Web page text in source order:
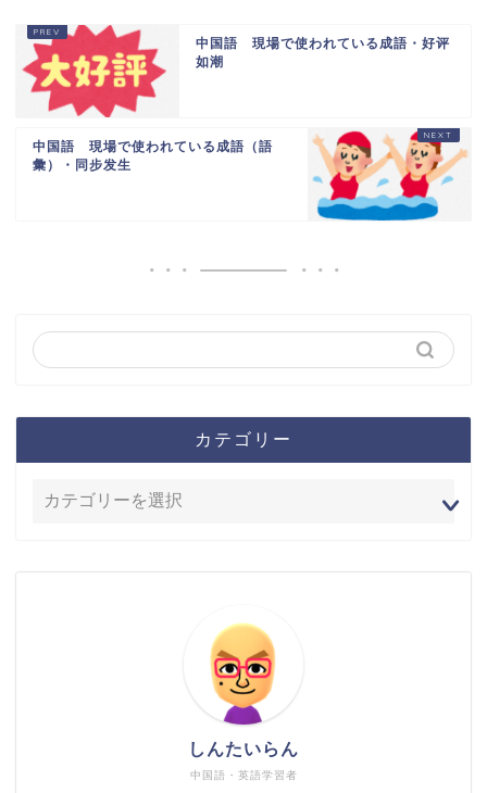
中国語 現場で使われている成語・好评
如潮
中国語 現場で使われている成語（語
彙）・同步发生
カテゴリー
中国語・英語学習者
しんたいらん